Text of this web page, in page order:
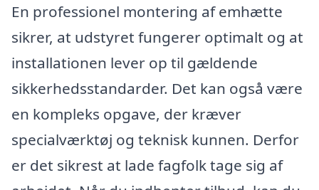
En professionel montering af emhætte
sikrer, at udstyret fungerer optimalt og at
installationen lever op til gældende
sikkerhedsstandarder. Det kan også være
en kompleks opgave, der kræver
specialværktøj og teknisk kunnen. Derfor
er det sikrest at lade fagfolk tage sig af